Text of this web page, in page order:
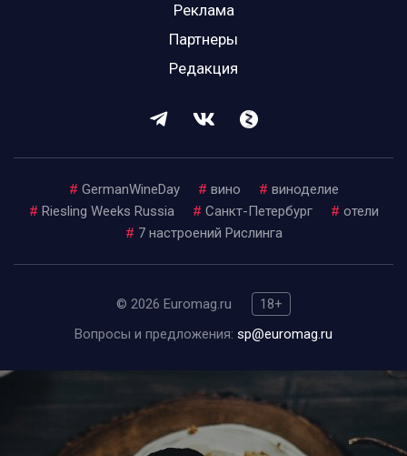
Реклама
Партнеры
Редакция
# GermanWineDay # вино # виноделие
# Riesling Weeks Russia # Санкт-Петербург # отели
# 7 настроений Рислинга
© 2026 Euromag.ru
18+
Вопросы и предложения: sp@euromag.ru